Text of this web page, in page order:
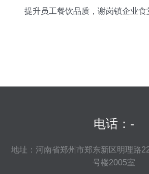
提升员工餐饮品质，谢岗镇企业食
电话：-
地址：河南省郑州市郑东新区明理路
号楼2005室